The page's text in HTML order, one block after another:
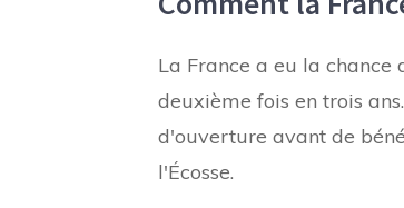
La France a eu la
deuxième fois en trois ans.
d'ouverture avant de
l'Écosse.